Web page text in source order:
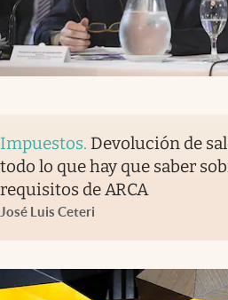
Impuestos. Devolución de
todo lo que hay que saber
requisitos de ARCA
José Luis Ceteri